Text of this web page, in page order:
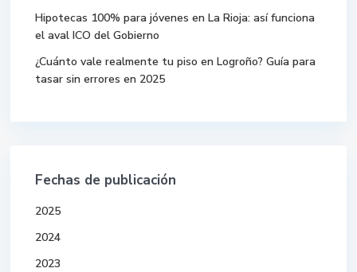
Hipotecas 100% para jóvenes en La Rioja: así funciona
el aval ICO del Gobierno
¿Cuánto vale realmente tu piso en Logroño? Guía para
tasar sin errores en 2025
Fechas de publicación
2025
2024
2023